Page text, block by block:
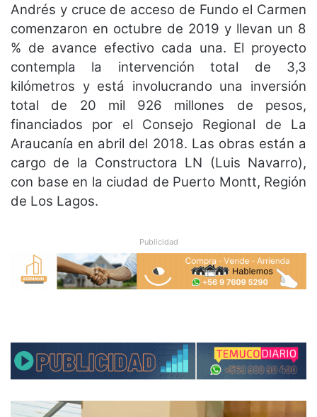
Andrés y cruce de acceso de Fundo el Carmen
comenzaron en octubre de 2019 y llevan un 8
% de avance efectivo cada una. El proyecto
contempla la intervención total de 3,3
kilómetros y está involucrando una inversión
total de 20 mil 926 millones de pesos,
financiados por el Consejo Regional de La
Araucanía en abril del 2018. Las obras están a
cargo de la Constructora LN (Luis Navarro),
con base en la ciudad de Puerto Montt, Región
de Los Lagos.
Publicidad